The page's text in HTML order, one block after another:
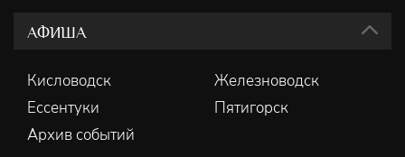
АФИША
Кисловодск
Железноводск
Ессентуки
Пятигорск
Архив событий